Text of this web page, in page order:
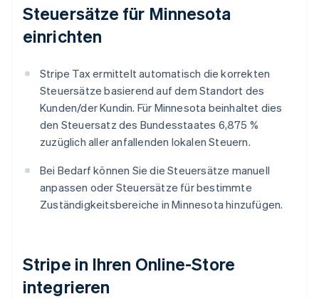
Steuersätze für Minnesota
einrichten
Stripe Tax ermittelt automatisch die korrekten
Steuersätze basierend auf dem Standort des
Kunden/der Kundin. Für Minnesota beinhaltet dies
den Steuersatz des Bundesstaates 6,875 %
zuzüglich aller anfallenden lokalen Steuern.
Bei Bedarf können Sie die Steuersätze manuell
anpassen oder Steuersätze für bestimmte
Zuständigkeitsbereiche in Minnesota hinzufügen.
Stripe in Ihren Online-Store
integrieren